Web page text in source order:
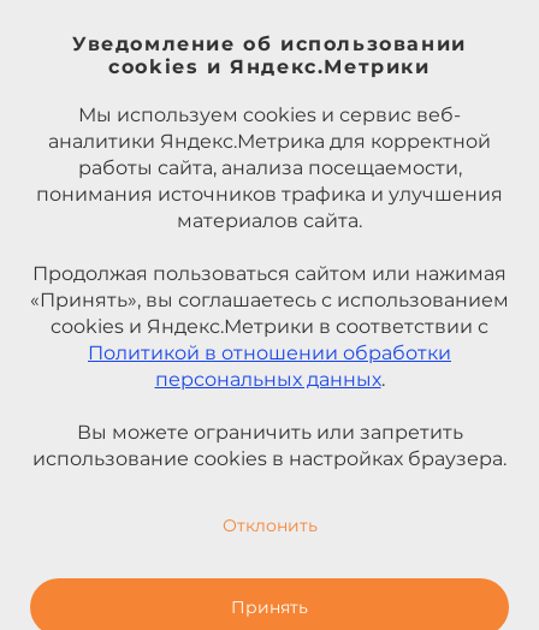
Уведомление об использовании
cookies и Яндекс.Метрики
Мы используем cookies и сервис веб-
аналитики Яндекс.Метрика для корректной
работы сайта, анализа посещаемости,
понимания источников трафика и улучшения
материалов сайта.
Продолжая пользоваться сайтом или нажимая
«Принять», вы соглашаетесь с использованием
cookies и Яндекс.Метрики в соответствии с
Политикой в отношении обработки
персональных данных.
Вы можете ограничить или запретить
использование cookies в настройках браузера.
Отклонить
Принять